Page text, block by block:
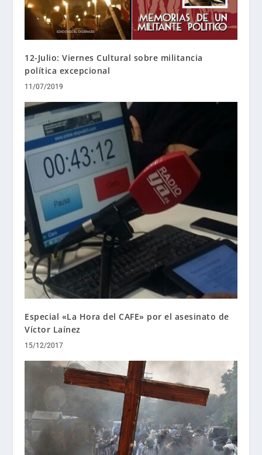
12-Julio: Viernes Cultural sobre militancia
política excepcional
11/07/2019
Especial «La Hora del CAFE» por el asesinato de
Víctor Laínez
15/12/2017